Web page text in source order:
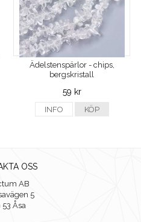
Ädelstenspärlor - chips,
bergskristall
59 kr
INFO KÖP
OSS
AB
5
53 Åsa